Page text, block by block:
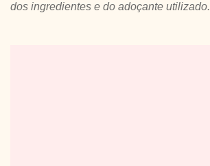
dos ingredientes e do adoçante utilizado.